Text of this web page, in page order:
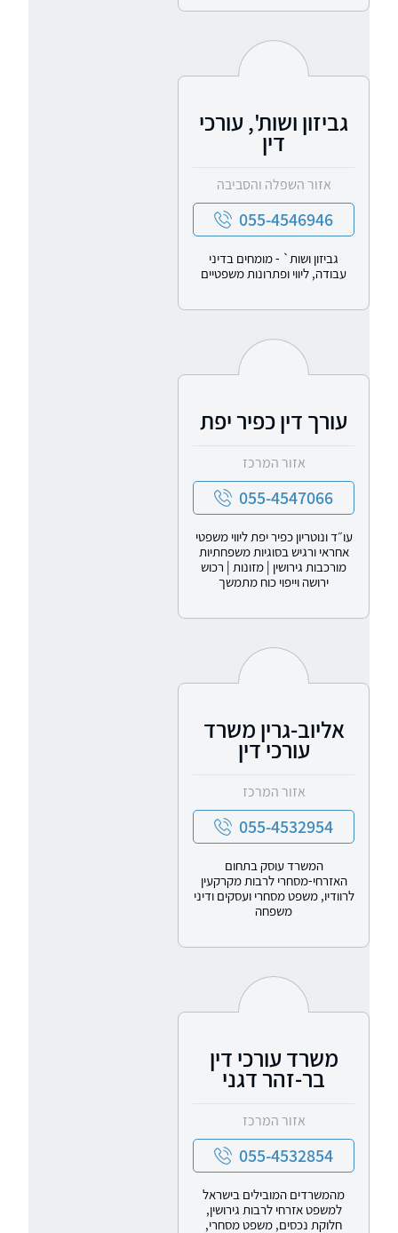
גביזון ושות', עורכי
דין
אזור השפלה והסביבה
055-4546946
גביזון ושות` - מומחים בדיני
עבודה, ליווי ופתרונות משפטיים
עורך דין כפיר יפת
אזור המרכז
055-4547066
עו״ד ונוטריון כפיר יפת ליווי משפטי
אחראי ורגיש בסוגיות משפחתיות
מורכבות גירושין | מזונות | רכוש
ירושה וייפוי כוח מתמשך
אליוב-גרין משרד
עורכי דין
אזור המרכז
055-4532954
המשרד עוסק בתחום
האזרחי-מסחרי לרבות מקרקעין
לרוודיו, משפט מסחרי ועסקים ודיני
משפחה
משרד עורכי דין
בר-זהר דגני
אזור המרכז
055-4532854
מהמשרדים המובילים בישראל
למשפט אזרחי לרבות גירושין,
חלוקת נכסים, משפט מסחרי,